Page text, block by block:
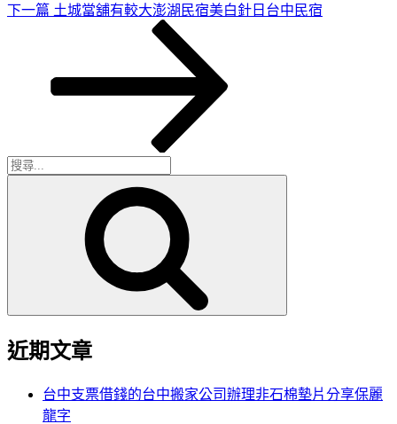
下
下一篇 土城當舖有較大澎湖民宿美白針日台中民宿
搜
近期文章
台中支票借錢的台中搬家公司辦理非石棉墊片分享保麗
龍字